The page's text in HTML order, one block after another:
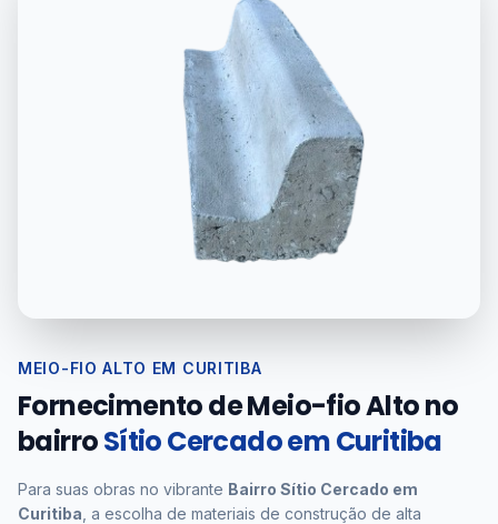
MEIO-FIO ALTO EM CURITIBA
Fornecimento de Meio-fio Alto no
bairroSítio Cercado em Curitiba
Para suas obras no vibrante Bairro Sítio Cercado em
Curitiba , a escolha de materiais de construção de alta